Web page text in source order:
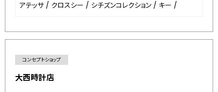
アテッサ / クロスシー / シチズンコレクション / キー /
コンセプトショップ
大西時計店